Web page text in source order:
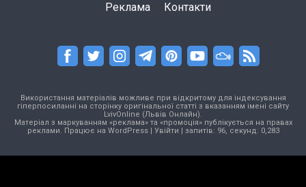
Реклама Контакти
Використання матеріалів можливе при відкритому для індексування
гіперпосиланні на сторінку оригінальної статті з вказанням імені сайту
LvivOnline (Львів Онлайн).
Матеріал з маркуванням «реклама» та «промоція» публікується на правах
реклами. Працює на WordPress| Увійти | запитів: 96, секунд: 0,283